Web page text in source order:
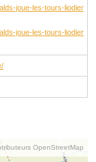
joue-les-tours-liodier
joue-les-tours-liodier
OpenStreetMap